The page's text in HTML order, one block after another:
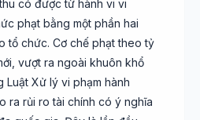
có được từ hành vi vi
phạt bằng một phần hai
tổ chức. Cơ chế phạt theo tỷ
vượt ra ngoài khuôn khổ
Luật Xử lý vi phạm hành
ra rủi ro tài chính có ý nghĩa